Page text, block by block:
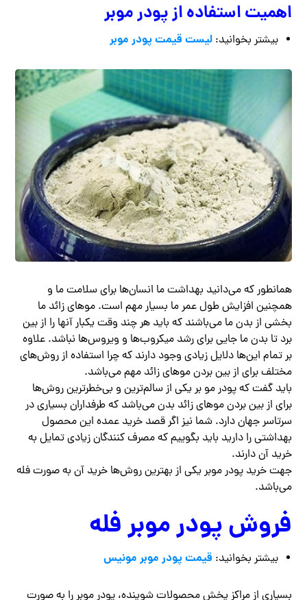
اهمیت استفاده از پودر موبر
بیشتر بخوانید:لیست قیمت پودر موبر
همانطور که می‌دانید بهداشت ما انسان‌ها برای سلامت ما و
همچنین افزایش طول عمر ما بسیار مهم است. موهای زائد ما
بخشی از بدن ما می‌باشند که باید هر چند وقت یکبار آنها را از بین
برد تا بدن ما جایی برای رشد میکروب‌ها و ویروس‌ها نباشد. علاوه
بر تمام این‌ها دلایل زیادی وجود دارند که چرا استفاده از روش‌های
مختلف برای از بین بردن موهای زائد مهم می‌باشد.
باید گفت که پودر مو بر یکی از سالم‌ترین و بی‌خطرترین روش‌ها
برای از بین بردن موهای زائد بدن می‌باشد که طرفداران بسیاری در
سرتاسر جهان دارد. شما نیز اگر قصد خرید عمده این محصول
بهداشتی را دارید باید بگوییم که مصرف کنندگان زیادی تمایل به
خرید آن دارند.
جهت خرید پودر موبر یکی از بهترین روش‌ها خرید آن به صورت فله
می‌باشد.
فروش پودر موبر فله
بیشتر بخوانید: قیمت پودر موبر مونیس
بسیاری از مراکز پخش محصولات شوینده، پودر موبر را به صورت